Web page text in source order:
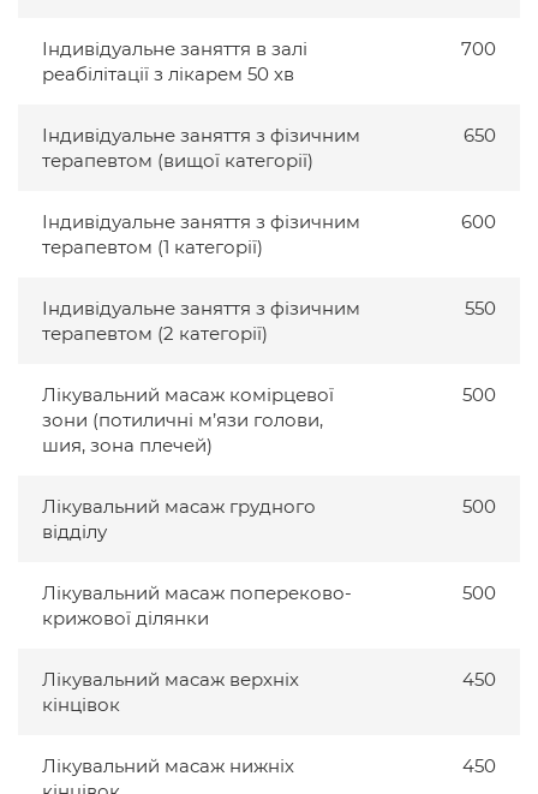
Індивідуальне заняття в залі
реабілітації з лікарем 50 хв
700
Індивідуальне заняття з фізичним
терапевтом (вищої категорії)
650
Індивідуальне заняття з фізичним
терапевтом (1 категорії)
600
Індивідуальне заняття з фізичним
терапевтом (2 категорії)
550
Лікувальний масаж комірцевої
зони (потиличні м’язи голови,
шия, зона плечей)
500
Лікувальний масаж грудного
відділу
500
Лікувальний масаж попереково-
крижової ділянки
500
Лікувальний масаж верхніх
кінцівок
450
Лікувальний масаж нижніх
450